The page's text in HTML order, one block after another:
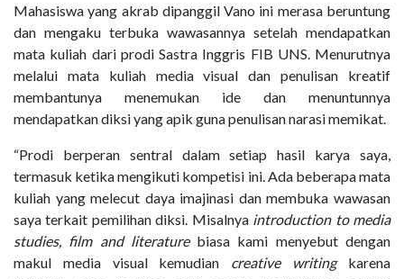
Mahasiswa yang akrab dipanggil Vano ini merasa beruntung
dan mengaku terbuka wawasannya setelah mendapatkan
mata kuliah dari prodi Sastra Inggris FIB UNS. Menurutnya
melalui mata kuliah media visual dan penulisan kreatif
membantunya menemukan ide dan menuntunnya
mendapatkan diksi yang apik guna penulisan narasi memikat.
“Prodi berperan sentral dalam setiap hasil karya saya,
termasuk ketika mengikuti kompetisi ini. Ada beberapa mata
kuliah yang melecut daya imajinasi dan membuka wawasan
saya terkait pemilihan diksi. Misalnya introduction to media
studies, film and literature biasa kami menyebut dengan
makul media visual kemudian creative writingkarena